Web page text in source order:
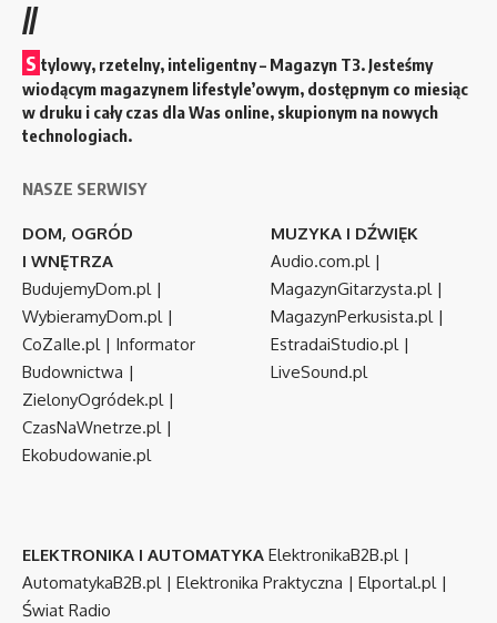
//
S tylowy, rzetelny, inteligentny – Magazyn T3. Jesteśmy
wiodącym magazynem lifestyle’owym, dostępnym co miesiąc
w druku i cały czas dla Was online, skupionym na nowych
technologiach.
NASZE SERWISY
DOM, OGRÓD
I WNĘTRZA
BudujemyDom.pl|
WybieramyDom.pl|
CoZaIle.pl| Informator
Budownictwa |
ZielonyOgródek.pl|
CzasNaWnetrze.pl|
Ekobudowanie.pl
MUZYKA I DŹWIĘK
Audio.com.pl|
MagazynGitarzysta.pl|
MagazynPerkusista.pl|
EstradaiStudio.pl|
LiveSound.pl
ELEKTRONIKA I AUTOMATYKA ElektronikaB2B.pl|
AutomatykaB2B.pl| Elektronika Praktyczna | Elportal.pl|
Świat Radio